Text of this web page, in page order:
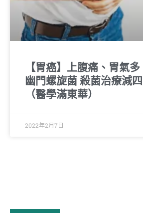
【胃癌】上腹痛、胃氣
幽門螺旋菌 殺菌治療減
（醫學滿東華）
2022年2月7日